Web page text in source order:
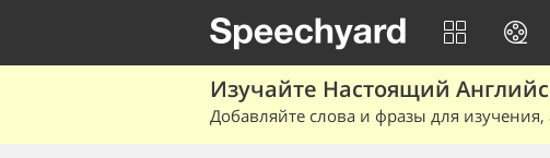
Изучайте Настоящий
Добавляйте слова и фразы для